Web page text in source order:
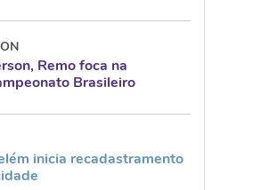
Remo foca na
Brasileiro
inicia recadastramento